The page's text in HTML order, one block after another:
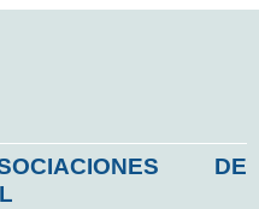
DE